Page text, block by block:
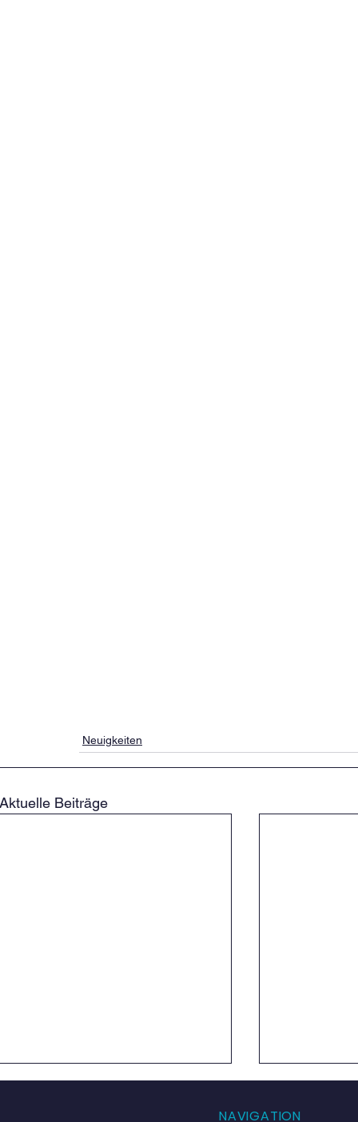
Neuigkeiten
Aktuelle Beiträge
NAVIGATION